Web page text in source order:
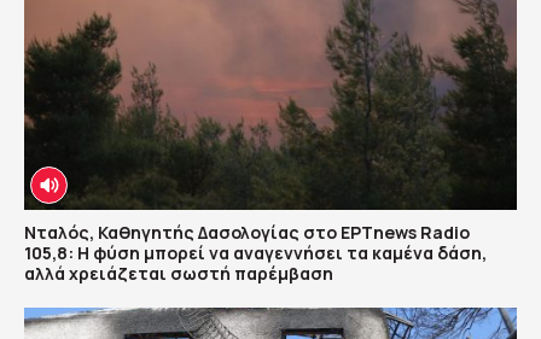
Νταλός, Καθηγητής Δασολογίας στο ΕΡΤnews Radio
105,8: Η φύση μπορεί να αναγεννήσει τα καμένα δάση,
αλλά χρειάζεται σωστή παρέμβαση